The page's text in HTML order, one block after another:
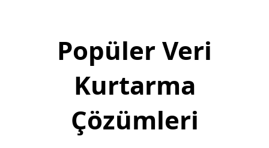
Popüler Veri
Kurtarma
Çözümleri